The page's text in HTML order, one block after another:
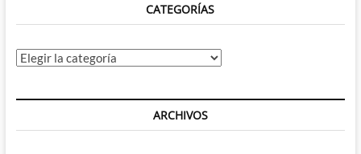
CATEGORÍAS
Categorías
ARCHIVOS